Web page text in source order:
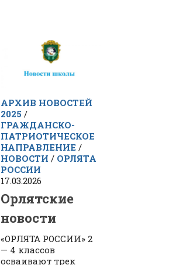
АРХИВ НОВОСТЕЙ
2025 /
ГРАЖДАНСКО-
ПАТРИОТИЧЕСКОЕ
НАПРАВЛЕНИЕ /
НОВОСТИ / ОРЛЯТА
РОССИИ
17.03.2026
Орлятские
новости
«ОРЛЯТА РОССИИ» 2
— 4 классов
осваивают трек